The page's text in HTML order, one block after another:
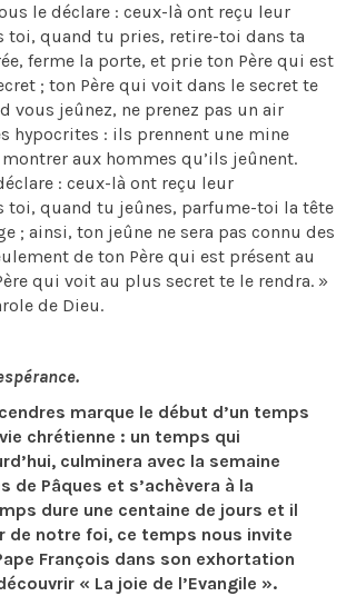
le déclare : ceux-là ont reçu leur
toi, quand tu pries, retire-toi dans ta
ferme la porte, et prie ton Père qui est
; ton Père qui voit dans le secret te
vous jeûnez, ne prenez pas un air
hypocrites : ils prennent une mine
aux hommes qu’ils jeûnent.
: ceux-là ont reçu leur
toi, quand tu jeûnes, parfume-toi la tête
; ainsi, ton jeûne ne sera pas connu des
de ton Père qui est présent au
qui voit au plus secret te le rendra. »
de Dieu.
marque le début d’un temps
chrétienne : un temps qui
culminera avec la semaine
de Pâques et s’achèvera à la
dure une centaine de jours et il
notre foi, ce temps nous invite
François dans son exhortation
« La joie de l’Evangile ».